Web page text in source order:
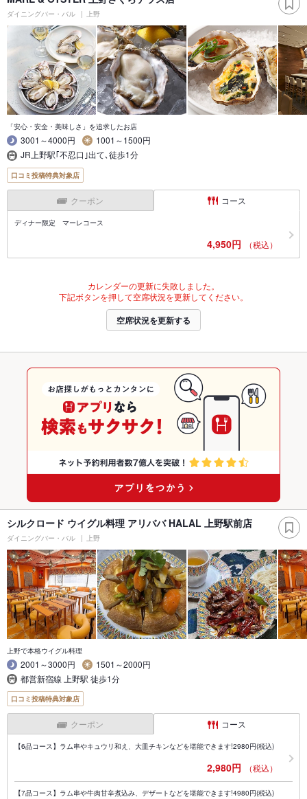
ダイニングバー・バル 上野
「安心・安全・美味しさ」を追求したお店
3001～4000円
1001～1500円
JR上野駅｢不忍口｣出て､徒歩1分
口コミ投稿特典対象店
クーポン コース
ディナー限定 マーレコース
4,950円 （税込）
カレンダーの更新に失敗しました。
下記ボタンを押して空席状況を更新してください。
空席状況を更新する
シルクロード ウイグル料理 アリババ HALAL 上野駅前店
ダイニングバー・バル 上野
上野で本格ウイグル料理
2001～3000円
1501～2000円
都営新宿線 上野駅 徒歩1分
口コミ投稿特典対象店
クーポン コース
【6品コース】ラム串やキュウリ和え、大皿チキンなどを堪能できます!2980円(税込)
2,980円 （税込）
【7品コース】ラム串や牛肉甘辛煮込み、デザートなどを堪能できます!4980円(税込)